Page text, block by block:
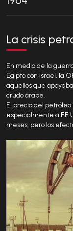
La crisis
En medio de la
Egipto con Israel, la
aquellos que
crudo árabe.
El precio del
especialmente a
meses, pero los